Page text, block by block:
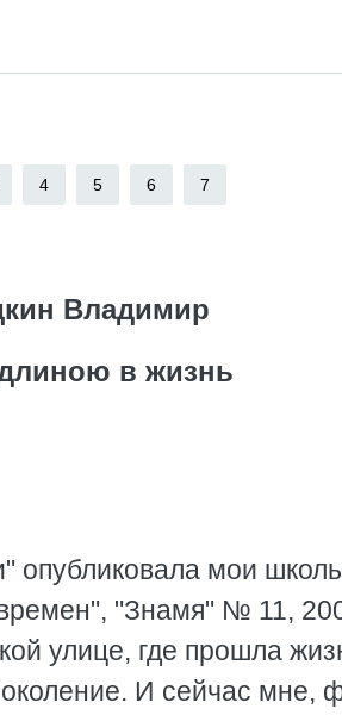
4 5 6 7
Владимир
в жизнь
опубликовала мои
"Знамя" № 11,
улице, где прошла
И сейчас мне,